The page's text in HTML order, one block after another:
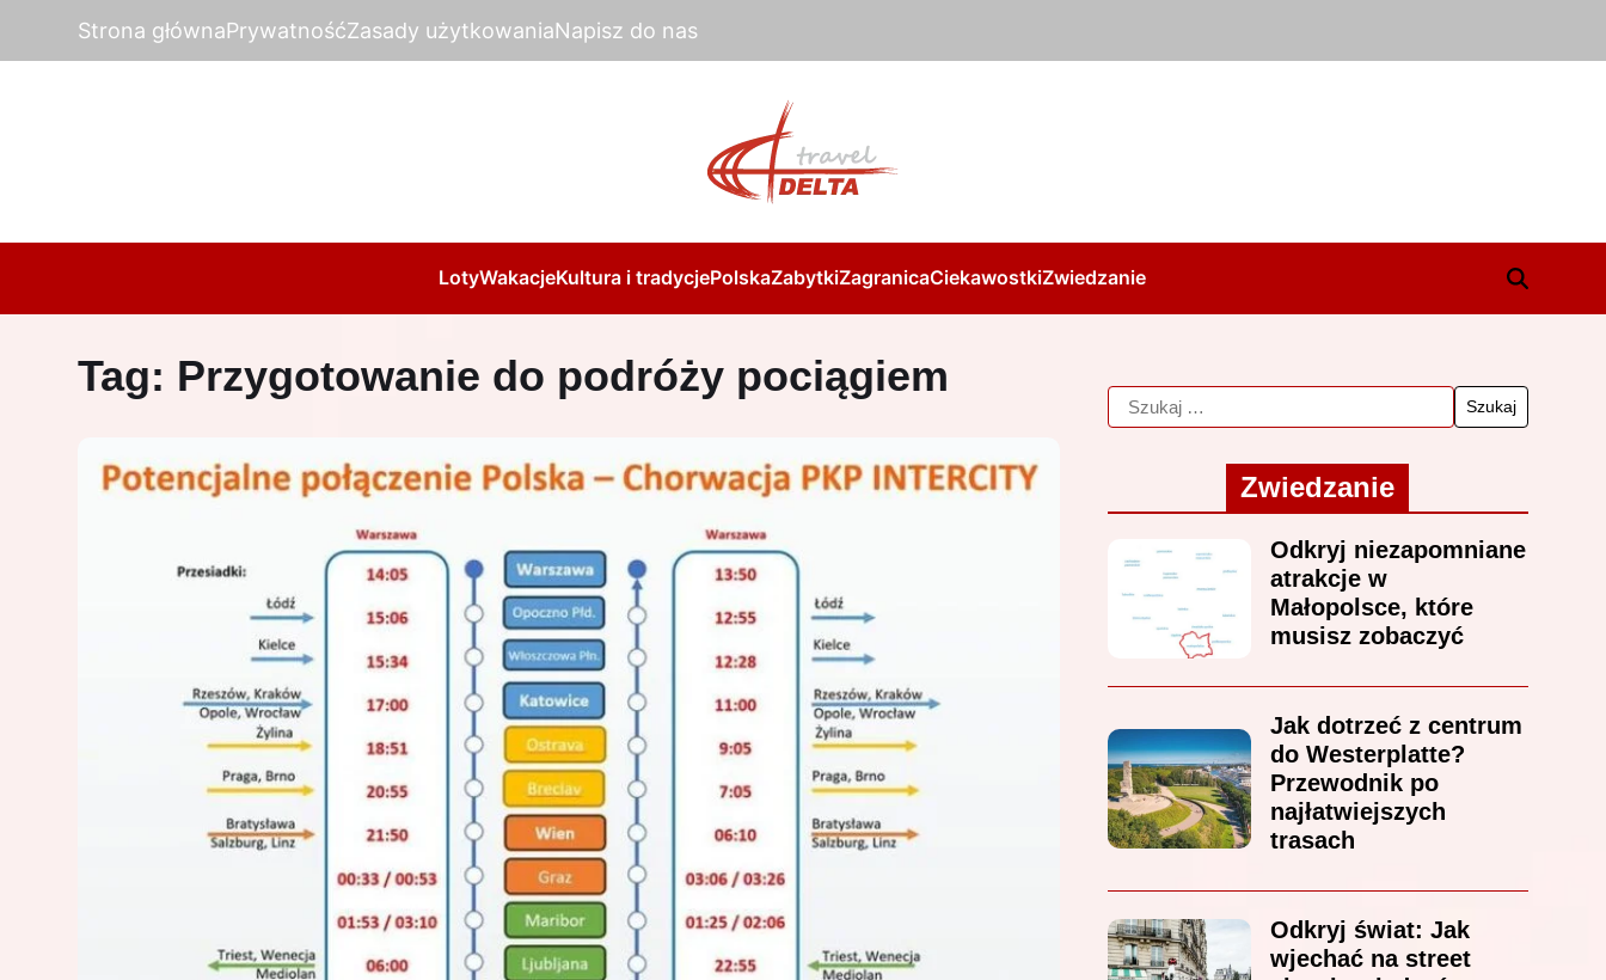
Strona głównaPrywatnośćZasady użytkowaniaNapisz do nas
LotyWakacjeKultura i tradycjePolskaZabytkiZagranicaCiekawostkiZwiedzanie
Tag: Przygotowanie do podróży pociągiem
Zwiedzanie
Odkryj niezapomniane
atrakcje w
Małopolsce, które
musisz zobaczyć
Jak dotrzeć z centrum
do Westerplatte?
Przewodnik po
najłatwiejszych
trasach
Odkryj świat: Jak
wjechać na street